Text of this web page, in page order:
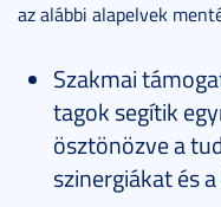
az alábbi alapelvek
Szakmai
tagok segítik
ösztönözve a
szinergiákat és